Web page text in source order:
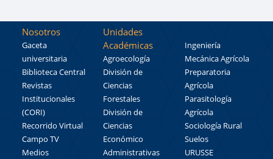
Nosotros
Gaceta
universitaria
Biblioteca Central
Revistas
Institucionales
(CORI)
Recorrido Virtual
Campo TV
Medios
Unidades
Académicas
Agroecología
División de
Ciencias
Forestales
División de
Ciencias
Económico
Administrativas
Ingeniería
Mecánica Agrícola
Preparatoria
Agrícola
Parasitología
Agrícola
Sociología Rural
Suelos
URUSSE